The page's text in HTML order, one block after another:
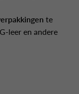
te
leer en andere